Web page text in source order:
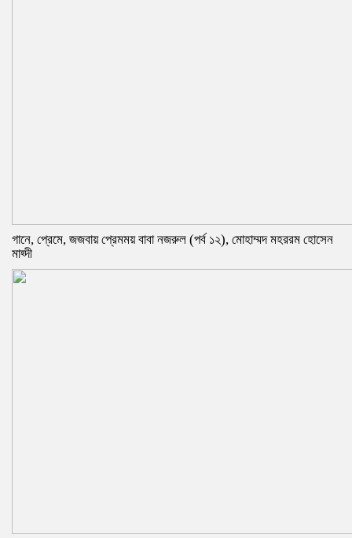
গানে, প্রেমে, জজবায় প্রেমময় বাবা নজরুল (পর্ব ১২), মোহাম্মদ মহররম হোসেন
মাহ্দী